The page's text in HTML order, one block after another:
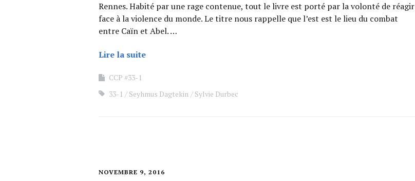
Rennes. Habité par une rage contenue, tout le livre est porté par la volonté de réagir
face à la violence du monde. Le titre nous rappelle que l’est est le lieu du combat
entre Caïn et Abel. …
Lire la suite
CCP #33-1
33-1
Seyhmus Dagtekin Sylvie Durbec
NOVEMBRE 9, 2016